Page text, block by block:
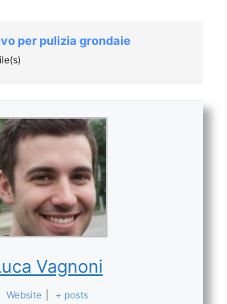
per pulizia grondaie
Vagnoni
Website + posts